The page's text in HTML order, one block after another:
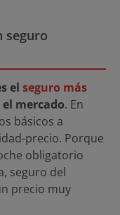
seguro
el seguro más
mercado. En
básicos a
precio. Porque
obligatorio
seguro del
precio muy